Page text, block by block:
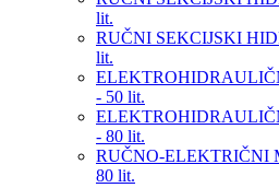
lit.
RUČNI SEKCIJSKI
lit.
- 50 lit.
- 80 lit.
RUČNO-ELEKTRIČNI
80 lit.